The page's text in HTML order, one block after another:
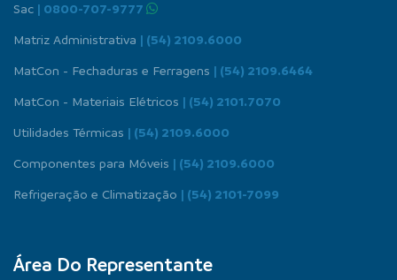
Sac | 0800-707-9777
Matriz Administrativa | (54) 2109.6000
MatCon - Fechaduras e Ferragens | (54) 2109.6464
MatCon - Materiais Elétricos | (54) 2101.7070
Utilidades Térmicas | (54) 2109.6000
Componentes para Móveis | (54) 2109.6000
Refrigeração e Climatização | (54) 2101-7099
Área Do Representante